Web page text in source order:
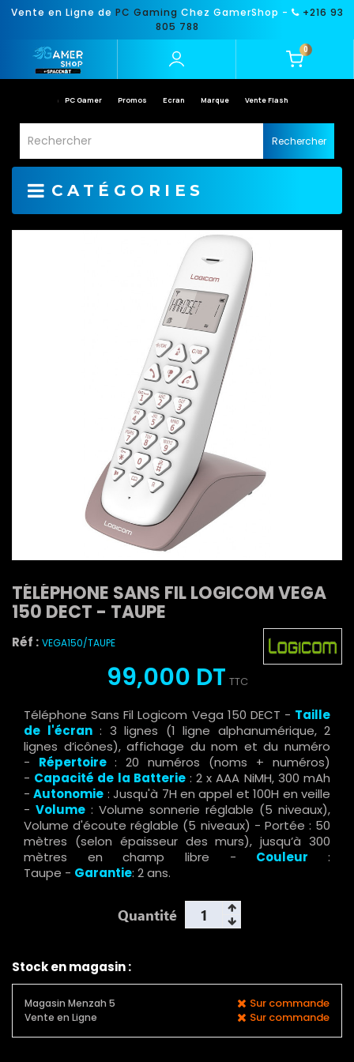
Vente en Ligne de PC Gaming Chez GamerShop -
+216 93
805 788
0
PC Gamer Promos Ecran Marque Vente Flash
Rechercher
CATÉGORIES
TÉLÉPHONE SANS FIL LOGICOM VEGA
150 DECT - TAUPE
Réf : VEGA150/TAUPE
99,000 DT TTC
Téléphone Sans Fil Logicom Vega 150 DECT - Taille
de l'écran : 3 lignes (1 ligne alphanumérique, 2
lignes d’icônes), affichage du nom et du numéro
- Répertoire : 20 numéros (noms + numéros)
- Capacité de la Batterie: 2 x AAA NiMH, 300 mAh
-Autonomie : Jusqu'à 7H en appel et 100H en veille
- Volume : Volume sonnerie réglable (5 niveaux),
Volume d'écoute réglable (5 niveaux) - Portée : 50
mètres (selon épaisseur des murs), jusqu’à 300
mètres en champ libre - Couleur:
Taupe - Garantie: 2 ans.
Quantité
Stock en magasin :
Magasin Menzah 5 Sur commande
Vente en Ligne Sur commande